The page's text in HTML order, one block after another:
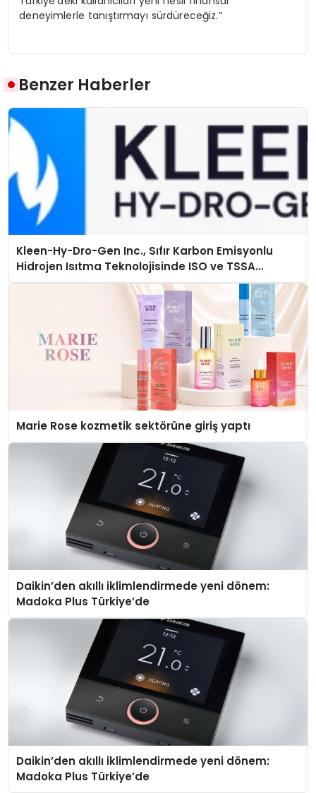
deneyimlerle tanıştırmayı sürdüreceğiz.”
Benzer Haberler
Kleen-Hy-Dro-Gen Inc., Sıfır Karbon Emisyonlu
Hidrojen Isıtma Teknolojisinde ISO ve TSSA
Düzenleyici Onaylarını Aldı
Marie Rose kozmetik sektörüne giriş yaptı
Daikin’den akıllı iklimlendirmede yeni dönem:
Madoka Plus Türkiye’de
Daikin’den akıllı iklimlendirmede yeni dönem:
Madoka Plus Türkiye’de